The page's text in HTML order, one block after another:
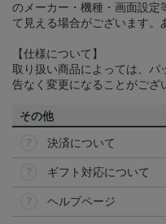
のメーカー・機種・画面設定
て見える場合がございます。
【仕様について】
取り扱い商品によっては、パ
告なく変更になることがござ
その他
決済について
ギフト対応について
ヘルプページ